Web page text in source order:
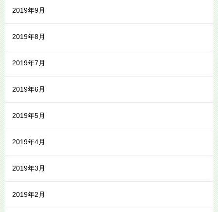
2019年9月
2019年8月
2019年7月
2019年6月
2019年5月
2019年4月
2019年3月
2019年2月